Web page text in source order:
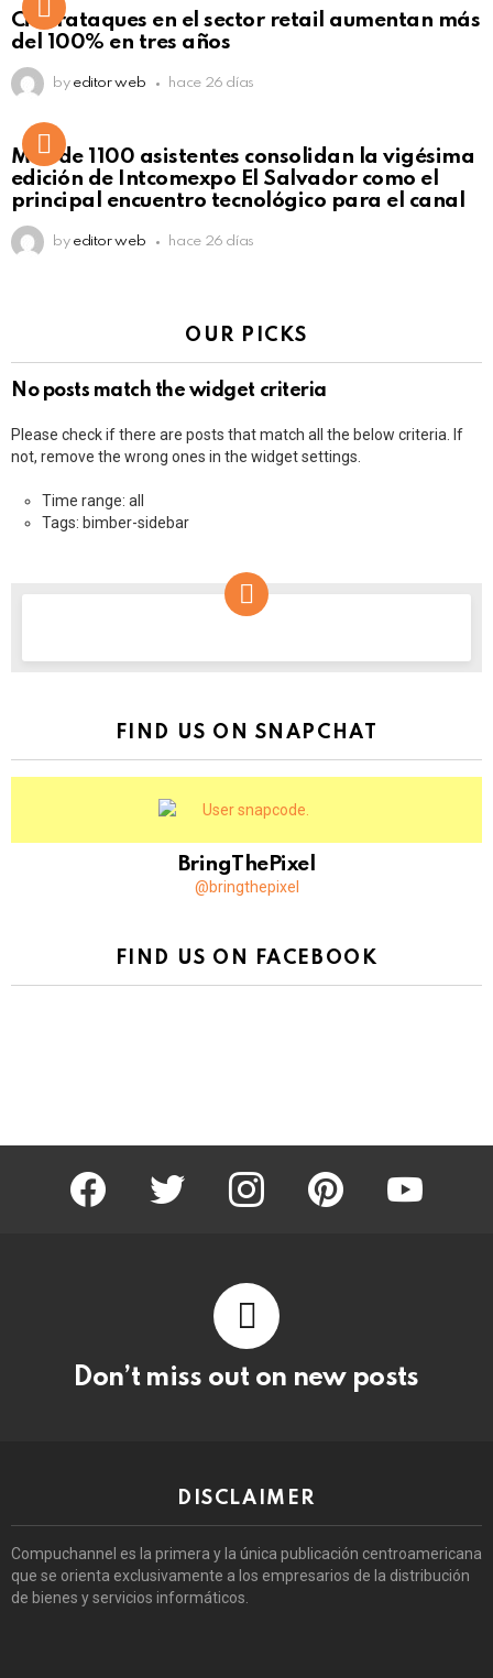
Ciberataques en el sector retail aumentan más
del 100% en tres años
by editor web hace 26 días
Más de 1100 asistentes consolidan la vigésima
edición de Intcomexpo El Salvador como el
principal encuentro tecnológico para el canal
by editor web hace 26 días
OUR PICKS
No posts match the widget criteria
Please check if there are posts that match all the below criteria. If
not, remove the wrong ones in the widget settings.
Time range: all
Tags: bimber-sidebar
FIND US ON SNAPCHAT
BringThePixel
@bringthepixel
FIND US ON FACEBOOK
facebook twitter instagram pinterest youtube
Don’t miss out on new posts
DISCLAIMER
Compuchannel es la primera y la única publicación centroamericana
que se orienta exclusivamente a los empresarios de la distribución
de bienes y servicios informáticos.